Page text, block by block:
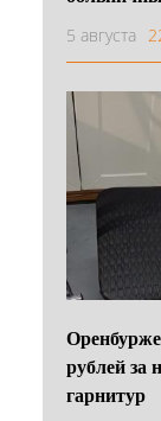
5 августа
рублей за
гарнитур